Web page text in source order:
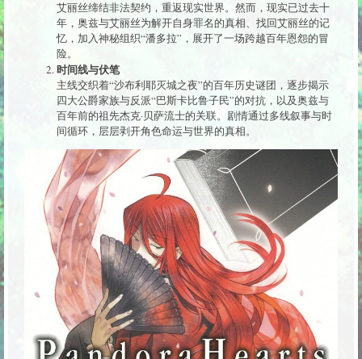
艾丽丝缔结非法契约，重返现实世界。然而，现实已过去十
年，奥兹与艾丽丝为解开自身罪名的真相、找回艾丽丝的记
忆，加入神秘组织“潘多拉”，展开了一场跨越百年恩怨的冒
险。
时间线与伏笔
主线交织着“沙布利耶灭城之夜”的百年历史谜团，逐步揭示
四大公爵家族与反派“巴斯卡比鲁子民”的对抗，以及奥兹与
百年前的祖先杰克·贝萨流士的关联。剧情通过多线叙事与时
间循环，层层剥开角色命运与世界的真相。